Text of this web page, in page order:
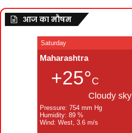
आज का मौषम
Saturday
Maharashtra
+25°C
Cloudy sky
Pressure: 754 mm Hg
Humidity: 89 %
Wind: West, 3.6 m/s